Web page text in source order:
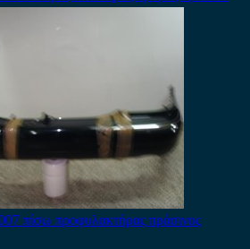
πίσω προφυλακτήρας πράσινος